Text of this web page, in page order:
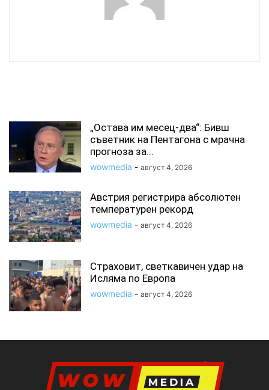
„Остава им месец-два“: Бивш
съветник на Пентагона с мрачна
прогноза за...
wowmedia - август 4, 2026
Австрия регистрира абсолютен
температурен рекорд
wowmedia - август 4, 2026
Страховит, светкавичен удар на
Исляма по Европа
wowmedia - август 4, 2026